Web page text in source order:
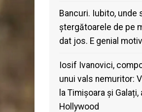
Bancuri. Iubito, unde
ștergătoarele de pe
dat jos. E genial
Iosif Ivanovici,
unui vals nemuritor:
la Timișoara și
Hollywood